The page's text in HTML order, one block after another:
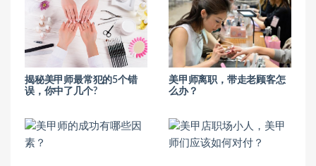
揭秘美甲师最常犯的5个错
误，你中了几个?
美甲师离职，带走老顾客怎
么办？